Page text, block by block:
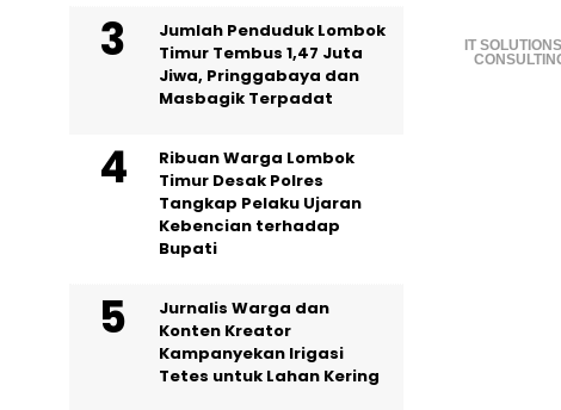
IT
Jumlah Penduduk Lombok
Timur Tembus 1,47 Juta
Jiwa, Pringgabaya dan
Masbagik Terpadat
Ribuan Warga Lombok
Timur Desak Polres
Tangkap Pelaku Ujaran
Kebencian terhadap
Bupati
Jurnalis Warga dan
Konten Kreator
Kampanyekan Irigasi
Tetes untuk Lahan Kering